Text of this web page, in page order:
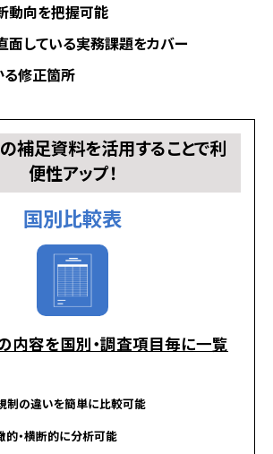
動向を把握可能
面している実務課題をカバー
る修正箇所
の補足資料を活用することで利
便性アップ！
国別比較表
内容を国別・調査項目毎に一覧
制の違いを簡単に比較可能
的・横断的に分析可能